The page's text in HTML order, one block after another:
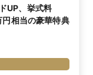
鯛のロースト・国産
クティブの舌をうな
ご堪能ください。
グ経由で会場の見
だいた場合にのみ適
UP、挙式料
相当の豪華特典